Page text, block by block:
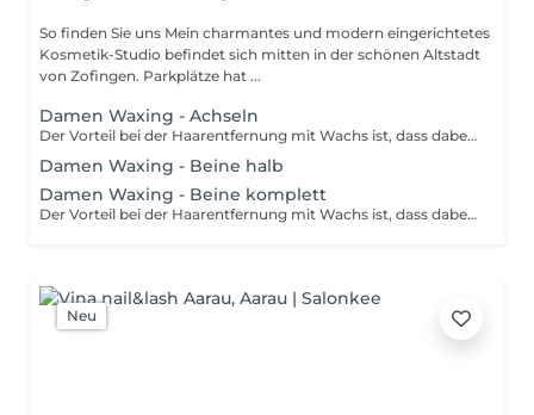
So finden Sie uns Mein charmantes und modern eingerichtetes
Kosmetik-Studio befindet sich mitten in der schönen Altstadt
von Zofingen. Parkplätze hat ...
Damen Waxing - Achseln
Der Vorteil bei der Haarentfernung mit Wachs ist, dass dabei die Haarwurzel mitentfernt wird. Dadurch verlangsamt sich das Wachstum und die nachwachsenden Haare sind dünner sowie weicher, was stechende Haarstoppel verhindert. Weitere Pluspunkte sind über die Zeit weniger Hautirritationen, Pickel und Ausschläge, was gleich zu einer seidigen Haut führt.
Damen Waxing - Beine halb
Damen Waxing - Beine komplett
Der Vorteil bei der Haarentfernung mit Wachs ist, dass dabei die Haarwurzel mitentfernt wird. Dadurch verlangsamt sich das Wachstum und die nachwachsenden Haare sind dünner sowie weicher, was stechende Haarstoppel verhindert. Weitere Pluspunkte sind über die Zeit weniger Hautirritationen, Pickel und Ausschläge, was gleich zu einer seidigen Haut führt.
Neu